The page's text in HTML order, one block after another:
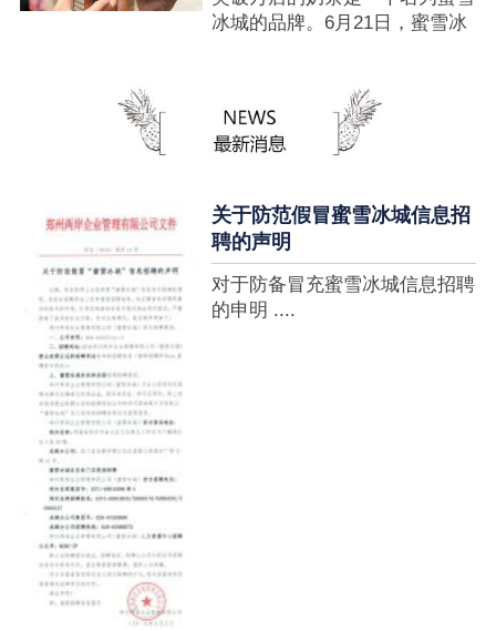
念，我来给对....
冰城的品牌。6月21日，蜜雪冰
家，买多少送多少”的横幅，这
个自1997年开始营业的街边奶
茶店正逐渐展露它的锋芒。不过
关于防范假冒蜜雪冰城信息招
聘的声明
对于防备冒充蜜雪冰城信息招聘
的申明 ....